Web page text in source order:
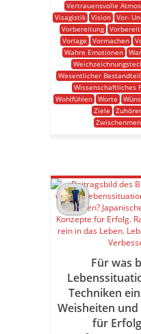
Vertrauensvolle
Visagistik Vision Vor-
Vorbereitung
Vorlage
Vormachen
Wahre Emotionen
Wesentlicher Bestandteil
Wissenschaftliches
Wohlfühlen Worte
Ziele
Für was
Techniken
Weisheiten
für